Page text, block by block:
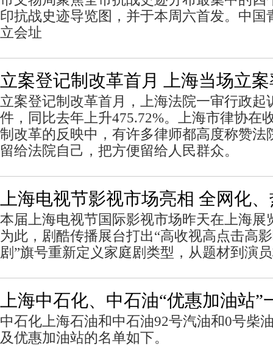
印抗战史迹导览图，并于本周六首发。中国
立会址
立案登记制改革首月 上海当场立案
立案登记制改革首月，上海法院一审行政起
件，同比去年上升475.72%。上海市律协在
制改革的反映中，有许多律师都高度称赞法
留给法院自己，把方便留给人民群众。
上海电视节影视市场亮相 全网化
本届上海电视节国际影视市场昨天在上海展
为此，剧酷传播展台打出“高收视高点击高
剧”旗号重新定义家庭剧类型，从题材到演
上海中石化、中石油“优惠加油站”
中石化上海石油和中石油92号汽油和0号柴
及优惠加油站的名单如下。